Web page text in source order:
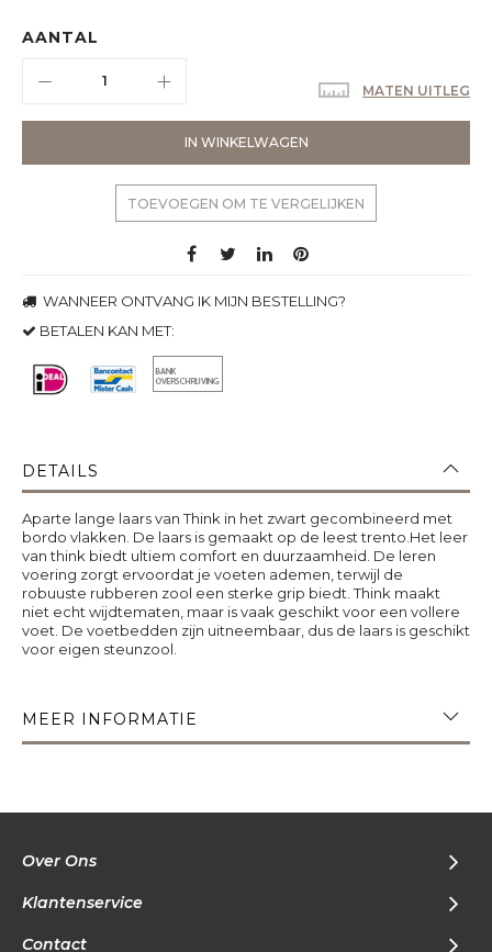
AANTAL
IN WINKELWAGEN
MATEN UITLEG
TOEVOEGEN OM TE VERGELIJKEN
WANNEER ONTVANG IK MIJN BESTELLING?
BETALEN KAN MET:
DETAILS
Aparte lange laars van Think in het zwart gecombineerd met
bordo vlakken. De laars is gemaakt op de leest trento.Het leer
van think biedt ultiem comfort en duurzaamheid. De leren
voering zorgt ervoordat je voeten ademen, terwijl de
robuuste rubberen zool een sterke grip biedt. Think maakt
niet echt wijdtematen, maar is vaak geschikt voor een vollere
voet. De voetbedden zijn uitneembaar, dus de laars is geschikt
voor eigen steunzool.
MEER INFORMATIE
Over Ons
Klantenservice
Contact